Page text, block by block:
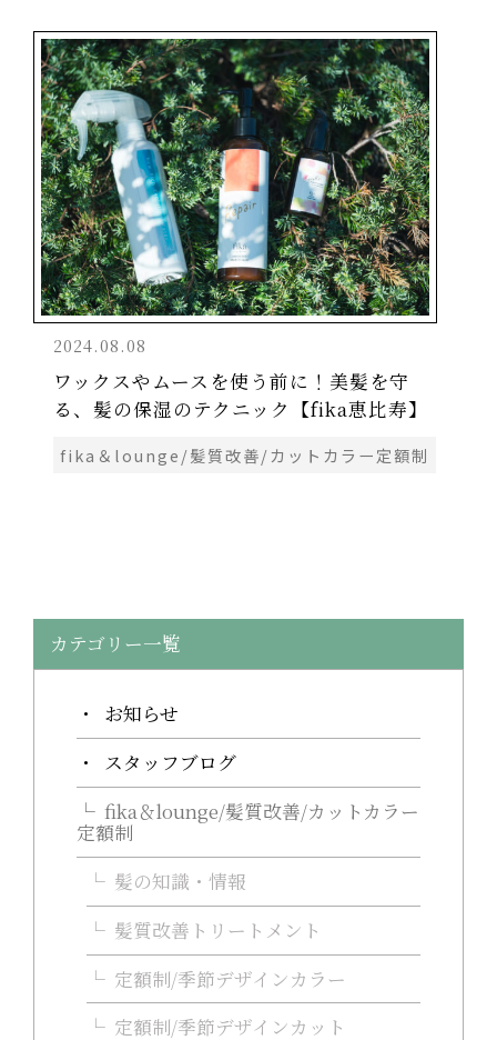
2024.08.08
ワックスやムースを使う前に！美髪を守
る、髪の保湿のテクニック【fika恵比寿】
fika＆lounge/髪質改善/カットカラー定額制
カテゴリー一覧
お知らせ
スタッフブログ
fika＆lounge/髪質改善/カットカラー
定額制
髪の知識・情報
髪質改善トリートメント
定額制/季節デザインカラー
定額制/季節デザインカット